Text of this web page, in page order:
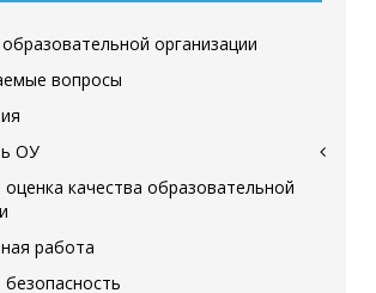
организации
вопросы
ОУ
качества образовательной
работа